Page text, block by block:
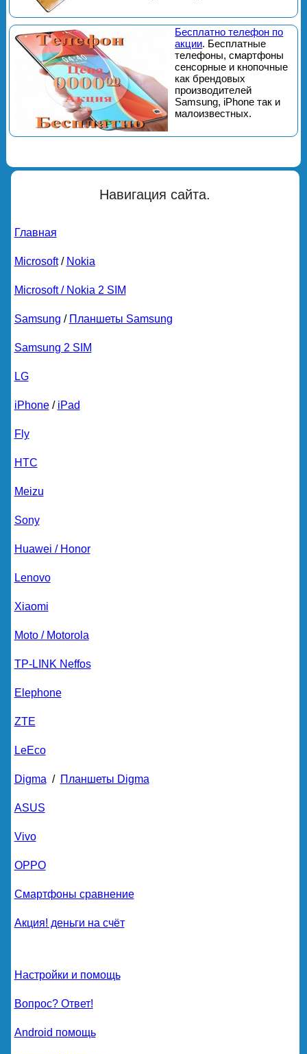
Бесплатно телефон по
акции. Бесплатные
телефоны, смартфоны
сенсорные и кнопочные
как брендовых
производителей
Samsung, iPhone так и
малоизвестных.
Навигация сайта.
Главная
Microsoft/ Nokia
Microsoft / Nokia 2 SIM
Samsung / Планшеты Samsung
Samsung 2 SIM
LG
iPhone/ iPad
Fly
HTC
Meizu
Sony
Huawei / Honor
Lenovo
Xiaomi
Moto / Motorola
TP-LINK Neffos
Elephone
ZTE
LeEco
Digma / Планшеты Digma
ASUS
Vivo
OPPO
Смартфоны сравнение
Акция! деньги на счёт
Настройки и помощь
Вопрос? Ответ!
Android помощь